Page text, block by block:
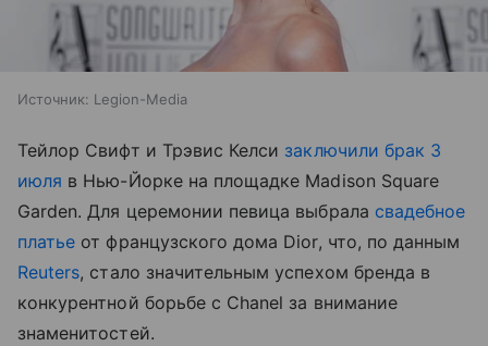
Источник: Legion-Media
Тейлор Свифт и Трэвис Келси заключили брак 3
июля в Нью-Йорке на площадке Madison Square
Garden. Для церемонии певица выбрала свадебное
платье от французского дома Dior, что, по данным
Reuters, стало значительным успехом бренда в
конкурентной борьбе с Chanel за внимание
знаменитостей.